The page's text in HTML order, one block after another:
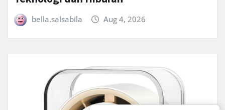
bella.salsabila Aug 4, 2026